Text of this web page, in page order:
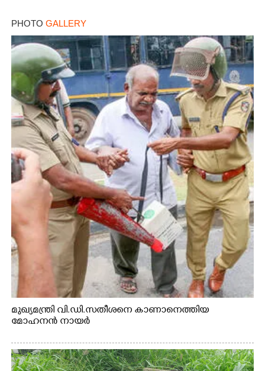
PHOTO GALLERY
മുഖ്യമന്ത്രി വി.ഡി.സതീശനെ കാണാനെത്തിയ
മോഹനൻ നായർ